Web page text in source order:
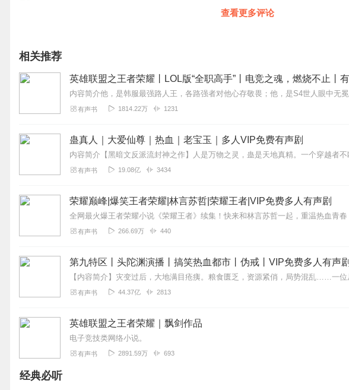
声音挺甜的，就是主播你这个脾气有点暴躁啊，看评论区全是你的。。。
收到一颗星星
希望作者能快点更新，不需要会员真的让我很感动，我会一直支持你的，我是你的
2020-05-14
非常好，很喜欢，继续加油哦，就是更新慢了些
2020-02-03
太棒了，太好了，没有词来形容了👏👏👏👏👏👏👏👏👏
2019-12-03
美女可以更新快点嘛，讲的不错，继续努力
2019-12-02
2020-04-04
讲的很好。但是这个不是下架了吗？
查看更多评论
相关推荐
英雄联盟之王者荣耀丨LOL版“全职高手”丨电竞之魂，燃烧不止丨
有声书 1814.22万 1231
蛊真人｜大爱仙尊｜热血｜老宝玉｜多人VIP免费有声剧
有声书 19.08亿 3434
荣耀巅峰|爆笑王者荣耀|林言苏哲|荣耀王者|VIP免费多人有声剧
全网最火爆王者荣耀小说《荣耀王者》续集！快来和林言苏哲一起，重温热血青春
有声书 266.69万 440
第九特区丨头陀渊演播丨搞笑热血都市丨伪戒丨VIP免费多人有声剧
有声书 44.37亿 2813
英雄联盟之王者荣耀｜飘剑作品
电子竞技类网络小说。
有声书 2891.59万 693
经典必听